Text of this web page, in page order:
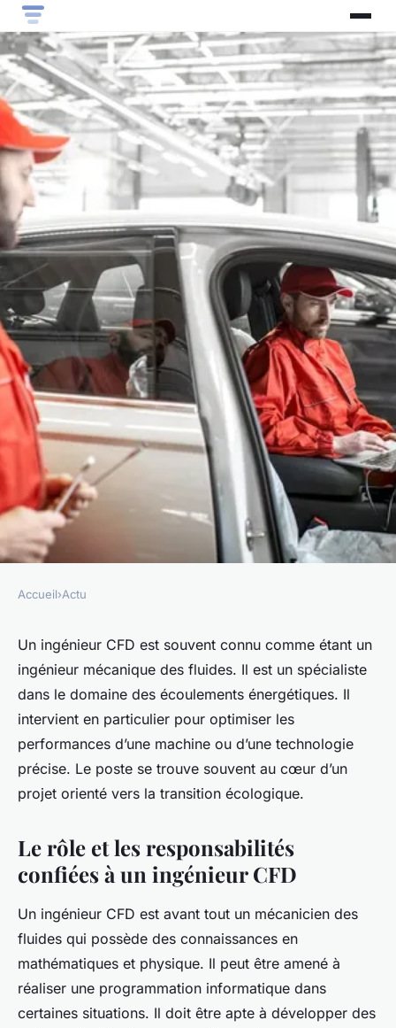
Devenir ingénieur CFD : le
rôle et les compétences
requises
esther•26 février 2024 •3 min de lecture
Accueil›Actu
Un ingénieur CFD est souvent connu comme étant un
ingénieur mécanique des fluides. Il est un spécialiste
dans le domaine des écoulements énergétiques. Il
intervient en particulier pour optimiser les
performances d’une machine ou d’une technologie
précise. Le poste se trouve souvent au cœur d’un
projet orienté vers la transition écologique.
Le rôle et les responsabilités
confiées à un ingénieur CFD
Un ingénieur CFD est avant tout un mécanicien des
fluides qui possède des connaissances en
mathématiques et physique. Il peut être amené à
réaliser une programmation informatique dans
certaines situations. Il doit être apte à développer des